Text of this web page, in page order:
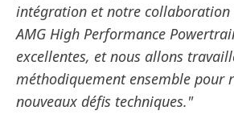
intégration et notre collaboration
AMG High Performance
excellentes, et nous allons
méthodiquement ensemble pour
nouveaux défis techniques."